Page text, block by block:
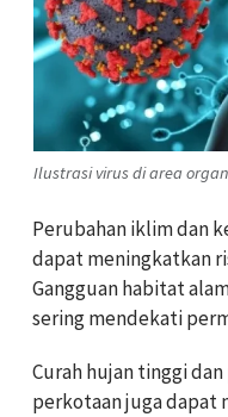
Ilustrasi virus di area
Perubahan iklim dan
dapat meningkatkan
Gangguan habitat
sering mendekati
Curah hujan tinggi
perkotaan juga